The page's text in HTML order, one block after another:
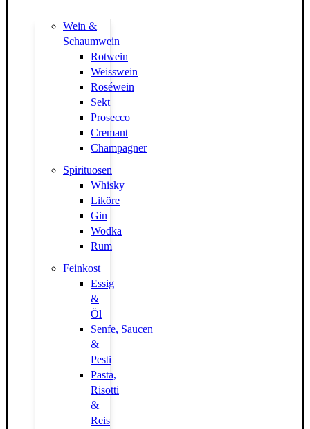
Wein &
Schaumwein
Rotwein
Weisswein
Roséwein
Sekt
Prosecco
Cremant
Champagner
Spirituosen
Whisky
Liköre
Gin
Wodka
Rum
Feinkost
Essig
&
Öl
Senfe, Saucen
&
Pesti
Pasta,
Risotti
&
Reis